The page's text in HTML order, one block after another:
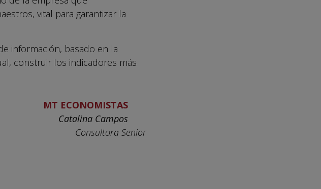
vital para garantizar la
información, basado en la
construir los indicadores más
MT ECONOMISTAS
Catalina Campos
Consultora Senior